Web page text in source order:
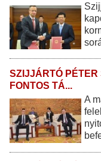
SZIJJÁRTÓ
FONTOS TÁ...
A